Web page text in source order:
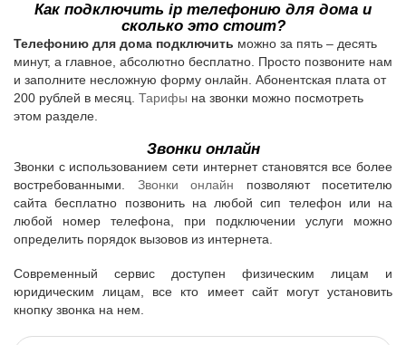
Как подключить ip телефонию для дома и
сколько это стоит?
Телефонию для дома подключить можно за пять – десять
минут, а главное, абсолютно бесплатно. Просто позвоните нам
и заполните несложную форму онлайн. Абонентская плата от
200 рублей в месяц. Тарифы на звонки можно посмотреть
этом разделе.
Звонки онлайн
Звонки с использованием сети интернет становятся все более
востребованными. Звонки онлайн позволяют посетителю
сайта бесплатно позвонить на любой сип телефон или на
любой номер телефона, при подключении услуги можно
определить порядок вызовов из интернета.
Современный сервис доступен физическим лицам и
юридическим лицам, все кто имеет сайт могут установить
кнопку звонка на нем.